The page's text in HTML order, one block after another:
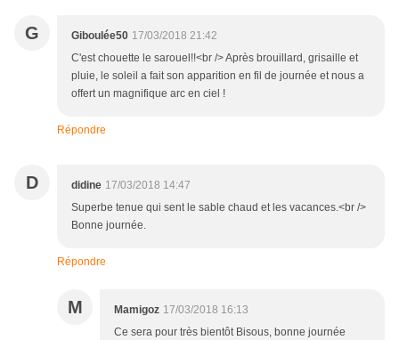
G Giboulée50 17/03/2018 21:42
C'est chouette le sarouel!!<br /> Après brouillard, grisaille et
pluie, le soleil a fait son apparition en fil de journée et nous a
offert un magnifique arc en ciel !
Répondre
D didine 17/03/2018 14:47
Superbe tenue qui sent le sable chaud et les vacances.<br />
Bonne journée.
Répondre
M Mamigoz 17/03/2018 16:13
Ce sera pour très bientôt Bisous, bonne journée